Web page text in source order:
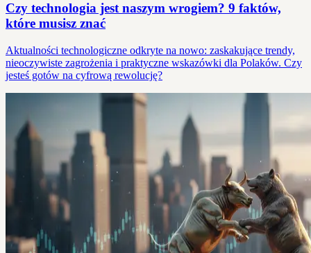
Czy technologia jest naszym wrogiem? 9 faktów,
które musisz znać
Aktualności technologiczne odkryte na nowo: zaskakujące trendy,
nieoczywiste zagrożenia i praktyczne wskazówki dla Polaków. Czy
jesteś gotów na cyfrową rewolucję?